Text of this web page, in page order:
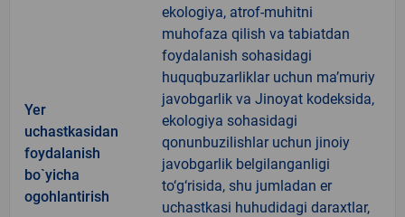
Yer
uchastkasidan
foydalanish
bo`yicha
ogohlantirish
ekologiya, atrof-muhitni
muhofaza qilish va tabiatdan
foydalanish sohasidagi
huquqbuzarliklar uchun ma’muriy
javobgarlik va Jinoyat kodeksida,
ekologiya sohasidagi
qonunbuzilishlar uchun jinoiy
javobgarlik belgilanganligi
to‘g‘risida, shu jumladan er
uchastkasi huhudidagi daraxtlar,